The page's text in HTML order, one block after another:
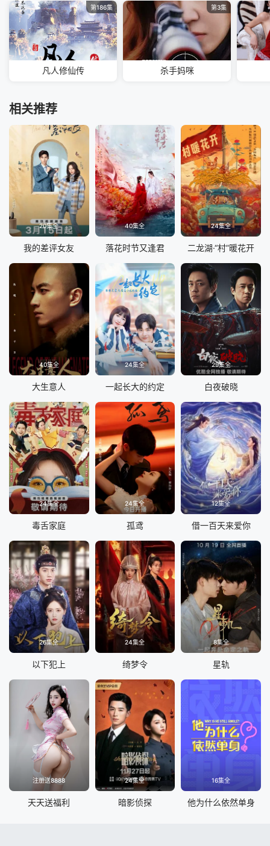
第186集
凡人修仙传
第3集
杀手妈咪
相关推荐
20集全
我的差评女友
40集全
落花时节又逢君
24集全
二龙湖·“村”暖花开
40集全
大生意人
24集全
一起长大的约定
29集全
白夜破晓
24集全
毒舌家庭
24集全
孤鸢
12集全
借一百天来爱你
26集全
以下犯上
24集全
绮梦令
8集全
星轨
注册送8888
天天送福利
24集全
暗影侦探
16集全
他为什么依然单身